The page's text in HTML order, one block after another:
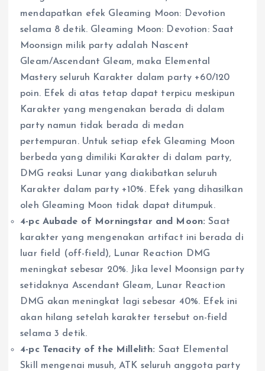
mendapatkan efek Gleaming Moon: Devotion
selama 8 detik. Gleaming Moon: Devotion: Saat
Moonsign milik party adalah Nascent
Gleam/Ascendant Gleam, maka Elemental
Mastery seluruh Karakter dalam party +60/120
poin. Efek di atas tetap dapat terpicu meskipun
Karakter yang mengenakan berada di dalam
party namun tidak berada di medan
pertempuran. Untuk setiap efek Gleaming Moon
berbeda yang dimiliki Karakter di dalam party,
DMG reaksi Lunar yang diakibatkan seluruh
Karakter dalam party +10%. Efek yang dihasilkan
oleh Gleaming Moon tidak dapat ditumpuk.
4-pc Aubade of Morningstar and Moon: Saat
karakter yang mengenakan artifact ini berada di
luar field (off-field), Lunar Reaction DMG
meningkat sebesar 20%. Jika level Moonsign party
setidaknya Ascendant Gleam, Lunar Reaction
DMG akan meningkat lagi sebesar 40%. Efek ini
akan hilang setelah karakter tersebut on-field
selama 3 detik.
4-pc Tenacity of the Millelith: Saat Elemental
Skill mengenai musuh, ATK seluruh anggota party